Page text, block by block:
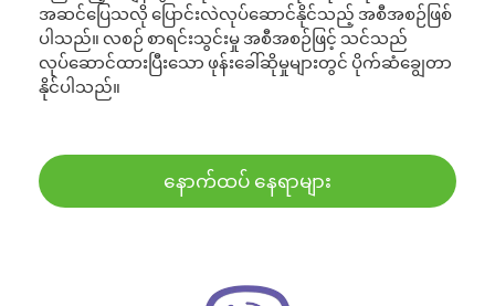
အဆင်ပြေသလို ပြောင်းလဲလုပ်ဆောင်နိုင်သည့် အစီအစဉ်ဖြစ်
ပါသည်။ လစဉ် စာရင်းသွင်းမှု အစီအစဉ်ဖြင့် သင်သည်
လုပ်ဆောင်ထားပြီးသော ဖုန်းခေါ်ဆိုမှုများတွင် ပိုက်ဆံချွေတာ
နိုင်ပါသည်။
နောက်ထပ် နေရာများ